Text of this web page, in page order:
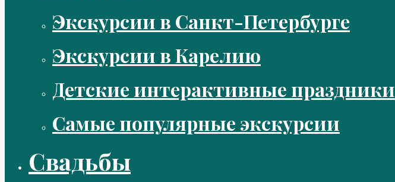
Экскурсии в Санкт-Петербурге
Экскурсии в Карелию
Детские интерактивные праздники
Самые популярные экскурсии
Свадьбы